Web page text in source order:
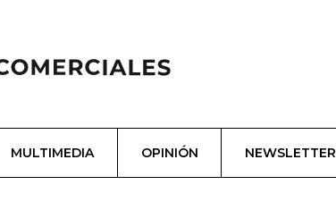
MULTIMEDIA OPINIÓN NEWSLETTER